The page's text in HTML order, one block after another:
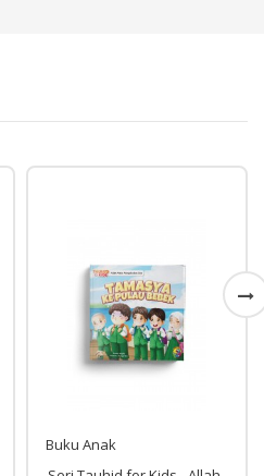
Buku Anak